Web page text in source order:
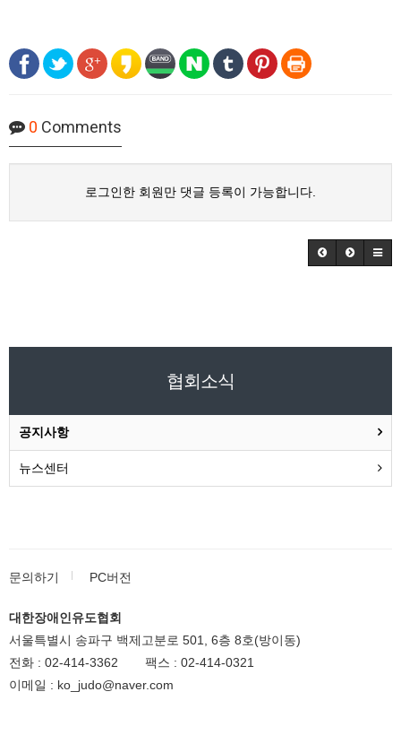
0 Comments
로그인한 회원만 댓글 등록이 가능합니다.
협회소식
공지사항
뉴스센터
문의하기 PC버전
대한장애인유도협회
서울특별시 송파구 백제고분로 501, 6층 8호(방이동)
전화 : 02-414-3362 팩스 : 02-414-0321
이메일 : ko_judo@naver.com